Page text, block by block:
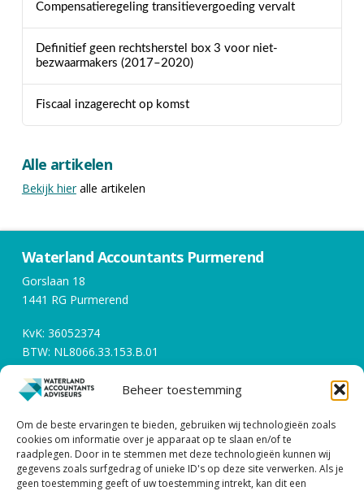
Beheer toestemming
Om de beste ervaringen te bieden, gebruiken wij technologieën zoals
cookies om informatie over je apparaat op te slaan en/of te
raadplegen. Door in te stemmen met deze technologieën kunnen wij
gegevens zoals surfgedrag of unieke ID's op deze site verwerken. Als je
geen toestemming geeft of uw toestemming intrekt, kan dit een
Compensatieregeling transitievergoeding vervalt
Definitief geen rechtsherstel box 3 voor niet-
bezwaarmakers (2017–2020)
Fiscaal inzagerecht op komst
Alle artikelen
Bekijk hieralle artikelen
Waterland Accountants Purmerend
Gorslaan 18
1441 RG Purmerend
KvK: 36052374
BTW: NL8066.33.153.B.01
Openingstijden
Werkdagen tussen 08:00 en 17:00
Contact